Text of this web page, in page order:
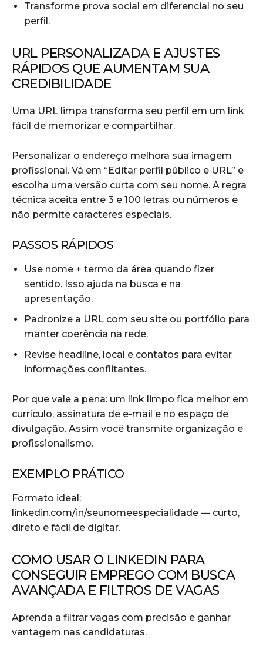
Transforme prova social em diferencial no seu
perfil.
URL PERSONALIZADA E AJUSTES
RÁPIDOS QUE AUMENTAM SUA
CREDIBILIDADE
Uma URL limpa transforma seu perfil em um link
fácil de memorizar e compartilhar.
Personalizar o endereço melhora sua imagem
profissional. Vá em “Editar perfil público e URL” e
escolha uma versão curta com seu nome. A regra
técnica aceita entre 3 e 100 letras ou números e
não permite caracteres especiais.
PASSOS RÁPIDOS
Use nome + termo da área quando fizer
sentido. Isso ajuda na busca e na
apresentação.
Padronize a URL com seu site ou portfólio para
manter coerência na rede.
Revise headline, local e contatos para evitar
informações conflitantes.
Por que vale a pena: um link limpo fica melhor em
currículo, assinatura de e-mail e no espaço de
divulgação. Assim você transmite organização e
profissionalismo.
EXEMPLO PRÁTICO
Formato ideal:
linkedin.com/in/seunomeespecialidade — curto,
direto e fácil de digitar.
COMO USAR O LINKEDIN PARA
CONSEGUIR EMPREGO COM BUSCA
AVANÇADA E FILTROS DE VAGAS
Aprenda a filtrar vagas com precisão e ganhar
vantagem nas candidaturas.